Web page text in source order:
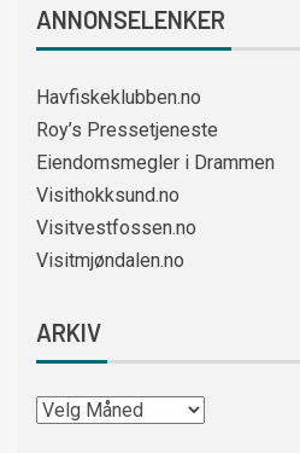
ANNONSELENKER
Havfiskeklubben.no
Roy’s Pressetjeneste
Eiendomsmegler i Drammen
Visithokksund.no
Visitvestfossen.no
Visitmjøndalen.no
ARKIV